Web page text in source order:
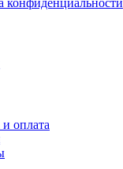
и оплата